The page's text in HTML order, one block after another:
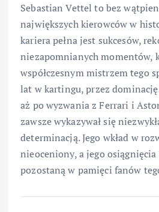
Sebastian Vettel to bez
największych kierowców w
kariera pełna jest sukcesów,
niezapomnianych momentów,
współczesnym mistrzem tego
lat w kartingu, przez
aż po wyzwania z Ferrari i
zawsze wykazywał się
determinacją. Jego wkład w
nieoceniony, a jego osiągnięcia
pozostaną w pamięci fanów